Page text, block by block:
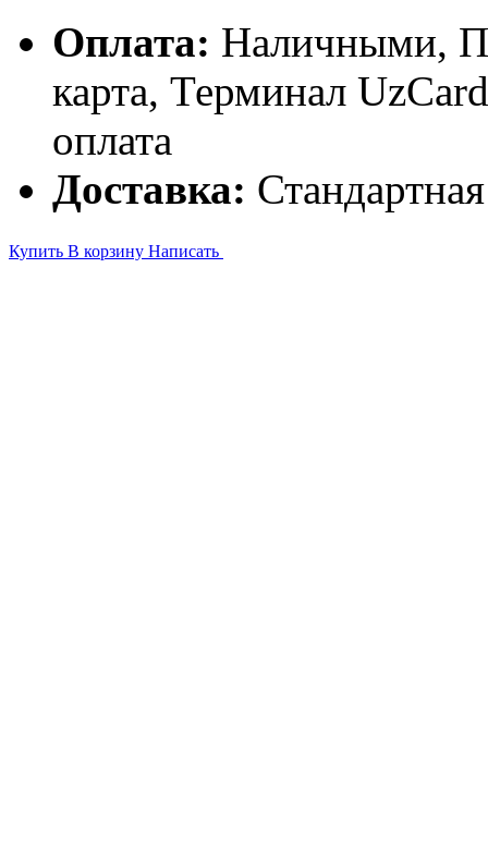
Оплата: Наличными,
карта, Терминал
оплата
Доставка:
Купить В корзину Написать